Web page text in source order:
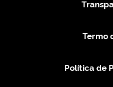
Termo
Política de